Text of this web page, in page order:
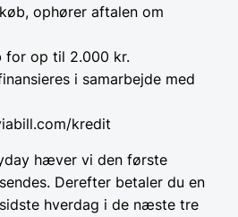
ophører aftalen om
for op til 2.000 kr.
i samarbejde med
kredit
hæver vi den første
Derefter betaler du en
hverdag i de næste tre